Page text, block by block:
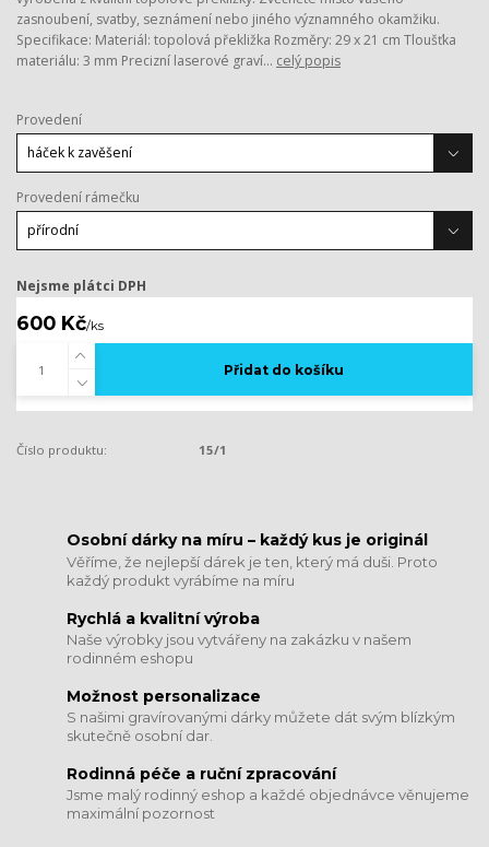
zasnoubení, svatby, seznámení nebo jiného významného okamžiku.
Specifikace: Materiál: topolová překližka Rozměry: 29 x 21 cm Tloušťka
materiálu: 3 mm Precizní laserové graví... celý popis
Provedení
Provedení rámečku
Nejsme plátci DPH
600 Kč/ks
Přidat do košíku
Číslo produktu: 15/1
​​​​​​​Osobní dárky na míru – každý kus je originál
Věříme, že nejlepší dárek je ten, který má duši. Proto
každý produkt vyrábíme na míru
Rychlá a kvalitní výroba
Naše výrobky jsou vytvářeny na zakázku v našem
rodinném eshopu
Možnost personalizace
S našimi gravírovanými dárky můžete dát svým blízkým
skutečně osobní dar.
​​​​​​​Rodinná péče a ruční zpracování
Jsme malý rodinný eshop a každé objednávce věnujeme
maximální pozornost